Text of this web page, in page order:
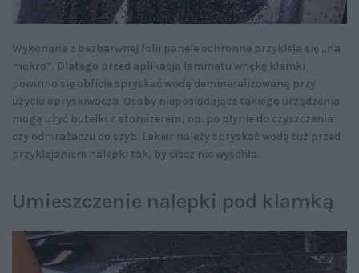
Wykonane z bezbarwnej folii panele ochronne przykleja się „na
mokro”. Dlatego przed aplikacją laminatu wnękę klamki
powinno się obficie spryskać wodą demineralizowaną przy
użyciu opryskiwacza. Osoby nieposiadające takiego urządzenia
mogą użyć butelki z atomizerem, np. po płynie do czyszczenia
czy odmrażaczu do szyb. Lakier należy spryskać wodą tuż przed
przyklejaniem nalepki tak, by ciecz nie wyschła.
Umieszczenie nalepki pod klamką